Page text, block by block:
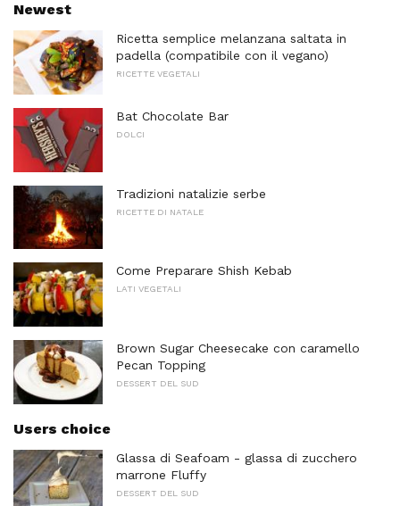
Newest
Ricetta semplice melanzana saltata in
padella (compatibile con il vegano)
RICETTE VEGETALI
Bat Chocolate Bar
DOLCI
Tradizioni natalizie serbe
RICETTE DI NATALE
Come Preparare Shish Kebab
LATI VEGETALI
Brown Sugar Cheesecake con caramello
Pecan Topping
DESSERT DEL SUD
Users choice
Glassa di Seafoam - glassa di zucchero
marrone Fluffy
DESSERT DEL SUD